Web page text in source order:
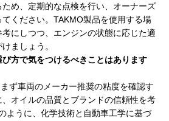
め、定期的な点検を行い、オーナーズ
ください。TAKMO製品を使用する場
にしつつ、エンジンの状態に応じた適
ましょう。
方で気をつけるべきことはあります
ず車両のメーカー推奨の粘度を確認す
オイルの品質とブランドの信頼性を考
ように、化学技術と自動車工学に基づ